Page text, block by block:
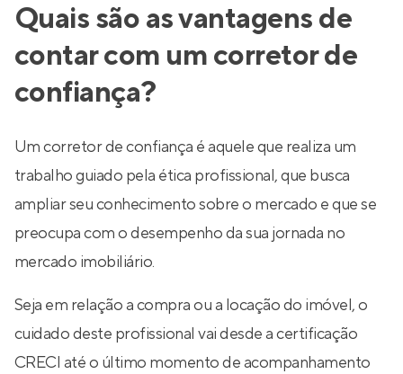
Quais são as vantagens de
contar com um corretor de
confiança?
Um corretor de confiança é aquele que realiza um
trabalho guiado pela ética profissional, que busca
ampliar seu conhecimento sobre o mercado e que se
preocupa com o desempenho da sua jornada no
mercado imobiliário.
Seja em relação a compra ou a locação do imóvel, o
cuidado deste profissional vai desde a certificação
CRECI até o último momento de acompanhamento